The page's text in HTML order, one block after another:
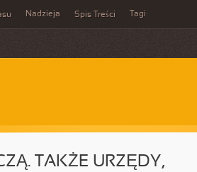
Nadzieja Spis Treści Tagi
TAKŻE URZĘDY,